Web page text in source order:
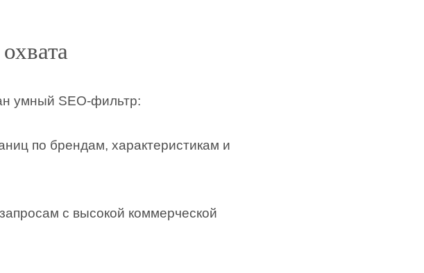
умный SEO-фильтр:
по брендам, характеристикам и
с высокой коммерческой